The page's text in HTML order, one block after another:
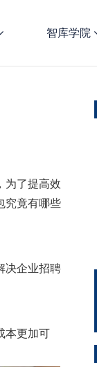
智库学院
为了提高效
究竟有哪些
决企业招聘
本更加可